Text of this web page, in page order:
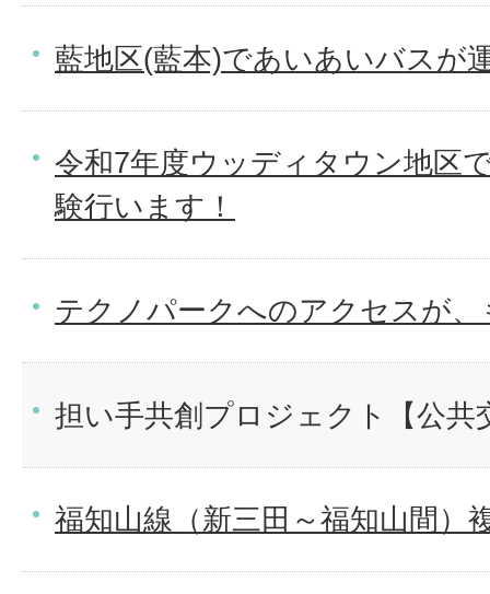
藍地区(藍本)であいあいバスが
令和7年度ウッディタウン地区
験行います！
テクノパークへのアクセスが
担い手共創プロジェクト【公共
福知山線（新三田～福知山間）